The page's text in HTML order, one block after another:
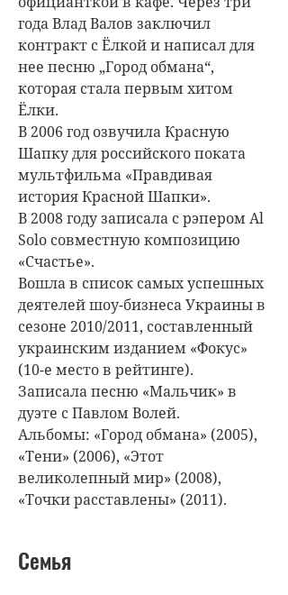
года Влад Валов заключил
контракт с Ёлкой и написал для
нее песню „Город обмана“,
которая стала первым хитом
Ёлки.
В 2006 год озвучила Красную
Шапку для российского поката
мультфильма «Правдивая
история Красной Шапки».
В 2008 году записала с рэпером Al
Solo совместную композицию
«Счастье».
Вошла в список самых успешных
деятелей шоу-бизнеса Украины в
сезоне 2010/2011, составленный
украинским изданием «Фокус»
(10-е место в рейтинге).
Записала песню «Мальчик» в
дуэте с Павлом Волей.
Альбомы: «Город обмана» (2005),
«Тени» (2006), «Этот
великолепный мир» (2008),
«Точки расставлены» (2011).
Семья